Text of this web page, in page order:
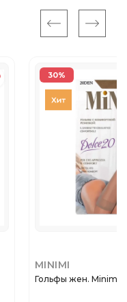
30%
MINIMI
Гольфы жен. Minimi